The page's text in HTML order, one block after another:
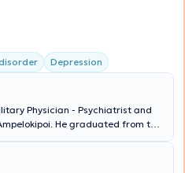
Depression
Physician - Psychiatrist and
He graduated from the
of the National and
He received a scholarship from